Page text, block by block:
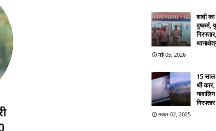
शादी
दुष्कर्म,
मई 05, 2026
15 साल
थी
गिरफ्तार
नवंबर 02, 2025